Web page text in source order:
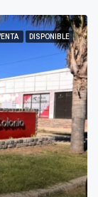
DISPONIBLE